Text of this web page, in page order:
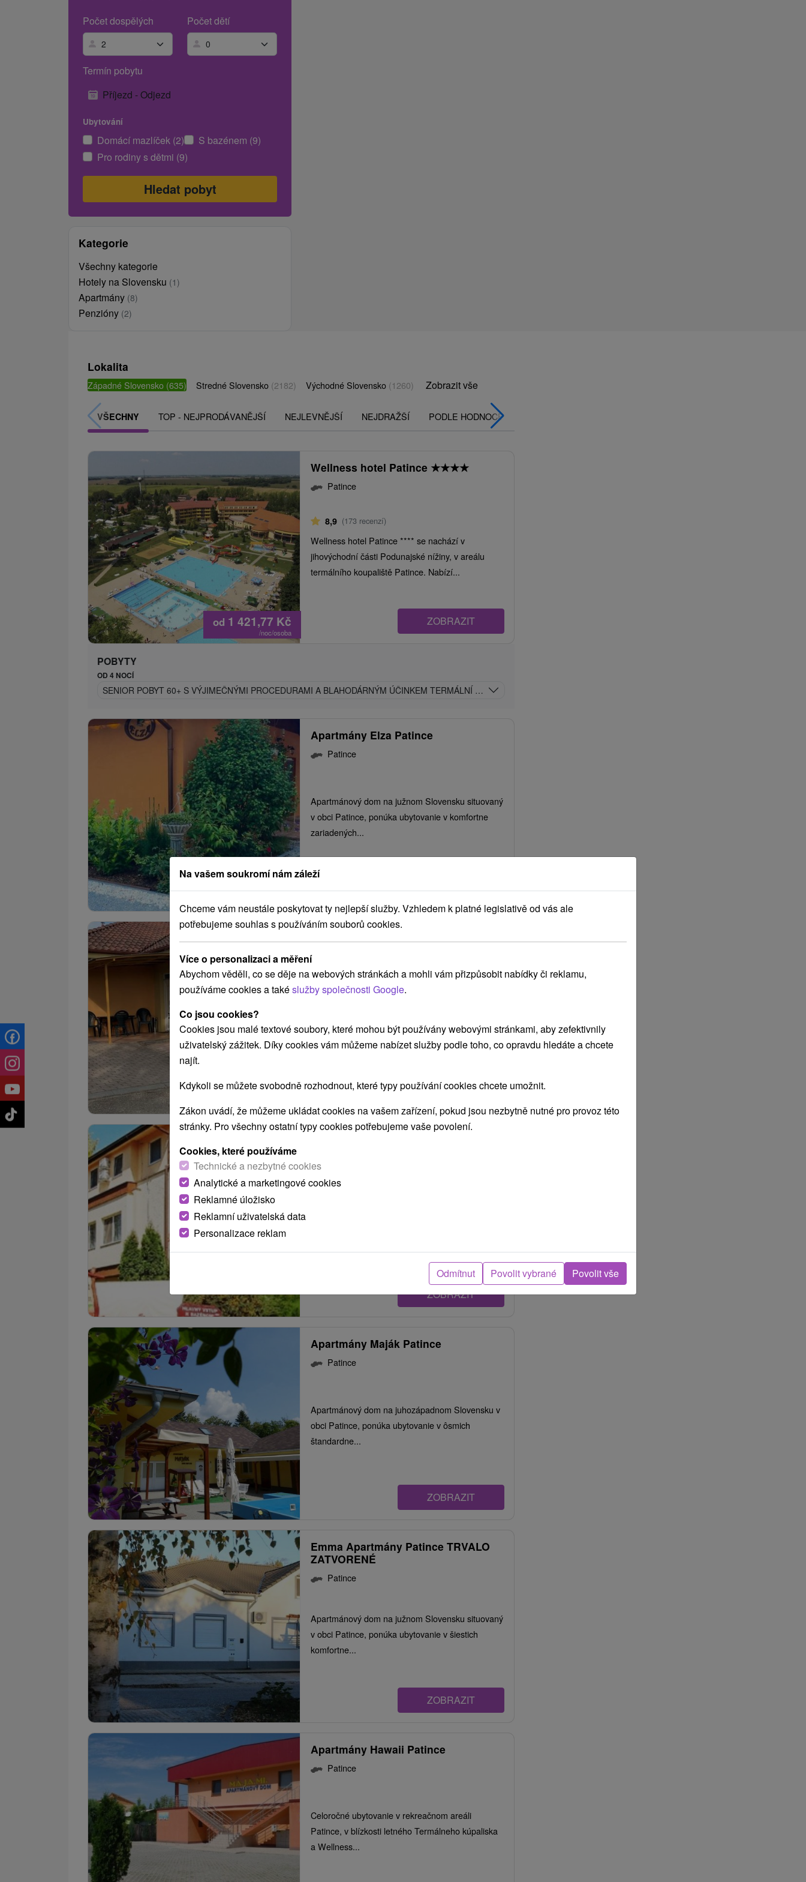
Počet dospělých
Počet dětí
Termín pobytu
Příjezd - Odjezd
Ubytování
Domácí mazlíček (2)
S bazénem (9)
Pro rodiny s dětmi (9)
Kategorie
Všechny kategorie
Hotely na Slovensku (1)
Apartmány (8)
Penzióny (2)
Lokalita
Západné Slovensko (635) Stredné Slovensko (2182) Východné Slovensko (1260) Zobrazit vše
VŠECHNY TOP - NEJPRODÁVANĚJŠÍ NEJLEVNĚJŠÍ NEJDRAŽŠÍ PODLE HODNOCENÍ
od 1 421,77 Kč
/noc/osoba
Wellness hotel Patince ★★★★
Patince
8,9 (173 recenzí)
Wellness hotel Patince **** se nachází v
jihovýchodní části Podunajské nížiny, v areálu
termálního koupaliště Patince. Nabízí...
ZOBRAZIT
POBYTY
OD 4 NOCÍ
SENIOR POBYT 60+ S VÝJIMEČNÝMI PROCEDURAMI A BLAHODÁRNÝM ÚČINKEM TERMÁLNÍ VODY
Apartmány Elza Patince
Patince
Apartmánový dom na južnom Slovensku situovaný
v obci Patince, ponúka ubytovanie v komfortne
zariadených...
ZOBRAZIT
Villa Gracia Patince
od obce s rovnomenným...
ZOBRAZIT
ZOBRAZIT
Apartmány Maják Patince
Patince
Apartmánový dom na juhozápadnom Slovensku v
obci Patince, ponúka ubytovanie v ôsmich
štandardne...
ZOBRAZIT
Emma Apartmány Patince TRVALO
ZATVORENÉ
Patince
Apartmánový dom na južnom Slovensku situovaný
v obci Patince, ponúka ubytovanie v šiestich
komfortne...
ZOBRAZIT
Apartmány Hawaii Patince
Patince
Celoročné ubytovanie v rekreačnom areáli
Patince, v blízkosti letného Termálneho kúpaliska
a Wellness...
Na vašem soukromí nám záleží
Chceme vám neustále poskytovat ty nejlepší služby. Vzhledem k platné legislativě od vás ale
potřebujeme souhlas s používáním souborů cookies.
Více o personalizaci a měření
Abychom věděli, co se děje na webových stránkách a mohli vám přizpůsobit nabídky či reklamu,
používáme cookies a takéslužby společnosti Google.
Co jsou cookies?
Cookies jsou malé textové soubory, které mohou být používány webovými stránkami, aby zefektivnily
uživatelský zážitek. Díky cookies vám můžeme nabízet služby podle toho, co opravdu hledáte a chcete
najít.
Kdykoli se můžete svobodně rozhodnout, které typy používání cookies chcete umožnit.
Zákon uvádí, že můžeme ukládat cookies na vašem zařízení, pokud jsou nezbytně nutné pro provoz této
stránky. Pro všechny ostatní typy cookies potřebujeme vaše povolení.
Cookies, které používáme
Technické a nezbytné cookies
Analytické a marketingové cookies
Reklamné úložisko
Reklamní uživatelská data
Personalizace reklam
Odmítnut Povolit vybrané Povolit vše